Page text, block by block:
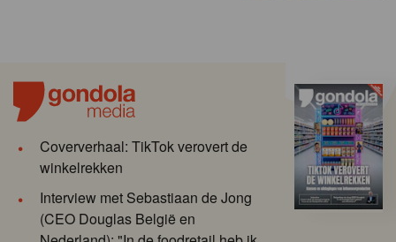
Coververhaal: TikTok verovert de
winkelrekken
Interview met Sebastiaan de Jong
(CEO Douglas België en